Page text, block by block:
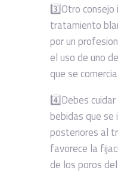
3️⃣Otro
tratamiento
por un
el uso de uno
que se
4️⃣Debes
bebidas que se
posteriores al
favorece la
de los poros